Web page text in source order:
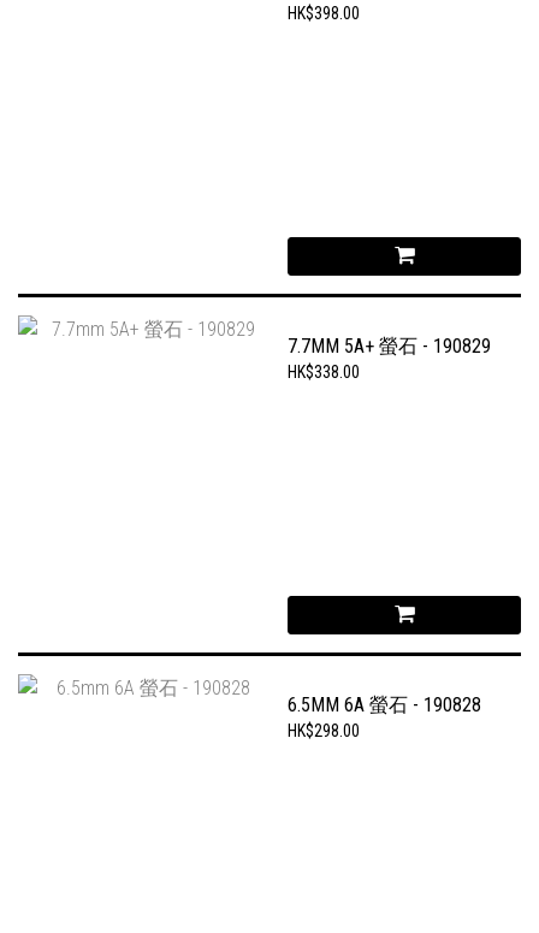
HK$398.00
7.7MM 5A+ 螢石 - 190829
HK$338.00
6.5MM 6A 螢石 - 190828
HK$298.00